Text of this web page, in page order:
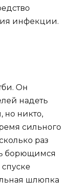
инфекции.
Он
надеть
но никто,
сильного
раз
борющимся
шлюпка